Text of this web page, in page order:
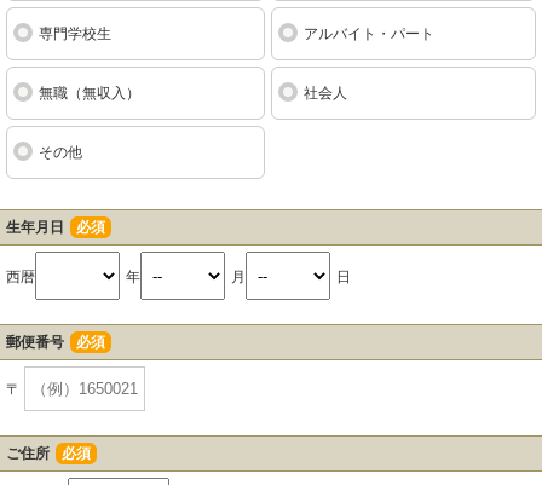
専門学校生 アルバイト・パート
無職（無収入） 社会人
その他
生年月日 必須
西暦 年 月 日
郵便番号 必須
〒
ご住所 必須